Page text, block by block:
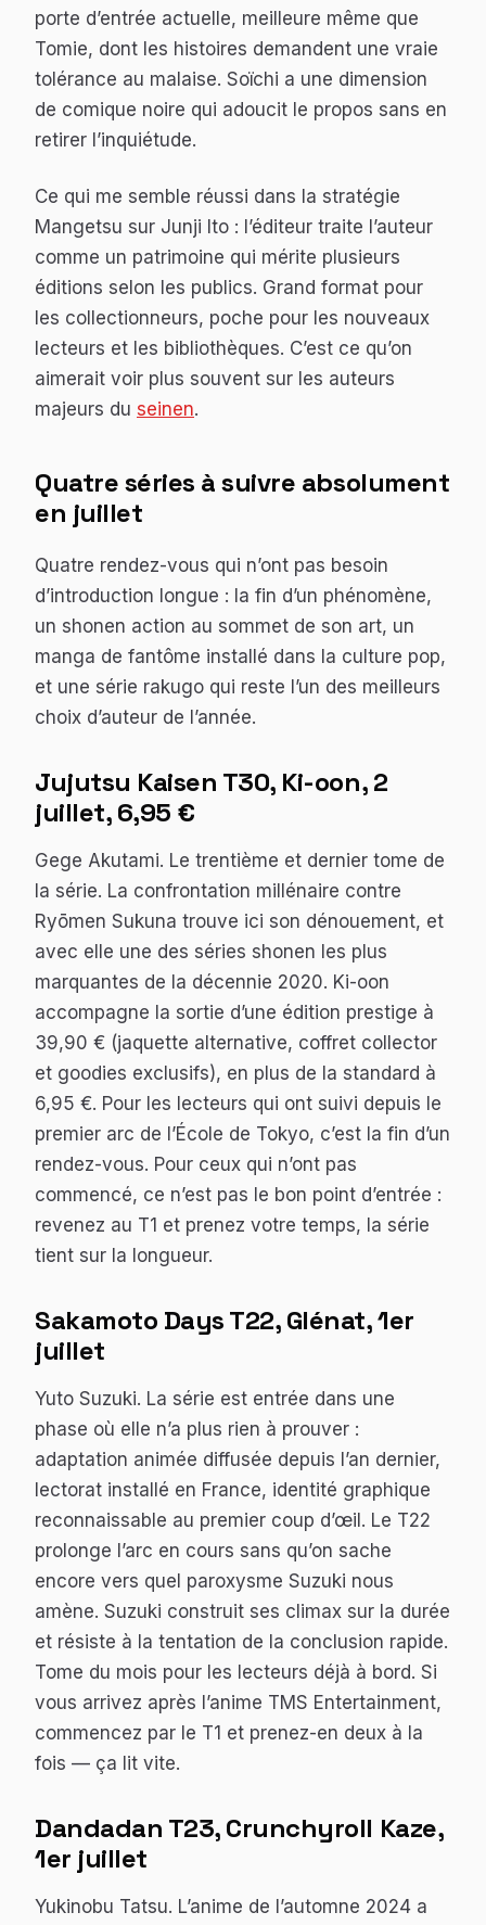
porte d’entrée actuelle, meilleure même que
Tomie, dont les histoires demandent une vraie
tolérance au malaise. Soïchi a une dimension
de comique noire qui adoucit le propos sans en
retirer l’inquiétude.
Ce qui me semble réussi dans la stratégie
Mangetsu sur Junji Ito : l’éditeur traite l’auteur
comme un patrimoine qui mérite plusieurs
éditions selon les publics. Grand format pour
les collectionneurs, poche pour les nouveaux
lecteurs et les bibliothèques. C’est ce qu’on
aimerait voir plus souvent sur les auteurs
majeurs du seinen.
Quatre séries à suivre absolument
en juillet
Quatre rendez-vous qui n’ont pas besoin
d’introduction longue : la fin d’un phénomène,
un shonen action au sommet de son art, un
manga de fantôme installé dans la culture pop,
et une série rakugo qui reste l’un des meilleurs
choix d’auteur de l’année.
Jujutsu Kaisen T30, Ki-oon, 2
juillet, 6,95 €
Gege Akutami. Le trentième et dernier tome de
la série. La confrontation millénaire contre
Ryōmen Sukuna trouve ici son dénouement, et
avec elle une des séries shonen les plus
marquantes de la décennie 2020. Ki-oon
accompagne la sortie d’une édition prestige à
39,90 € (jaquette alternative, coffret collector
et goodies exclusifs), en plus de la standard à
6,95 €. Pour les lecteurs qui ont suivi depuis le
premier arc de l’École de Tokyo, c’est la fin d’un
rendez-vous. Pour ceux qui n’ont pas
commencé, ce n’est pas le bon point d’entrée :
revenez au T1 et prenez votre temps, la série
tient sur la longueur.
Sakamoto DaysT22, Glénat, 1er
juillet
Yuto Suzuki. La série est entrée dans une
phase où elle n’a plus rien à prouver :
adaptation animée diffusée depuis l’an dernier,
lectorat installé en France, identité graphique
reconnaissable au premier coup d’œil. Le T22
prolonge l’arc en cours sans qu’on sache
encore vers quel paroxysme Suzuki nous
amène. Suzuki construit ses climax sur la durée
et résiste à la tentation de la conclusion rapide.
Tome du mois pour les lecteurs déjà à bord. Si
vous arrivez après l’anime TMS Entertainment,
commencez par le T1 et prenez-en deux à la
fois — ça lit vite.
Dandadan T23, Crunchyroll Kaze,
1er juillet
Yukinobu Tatsu. L’anime de l’automne 2024 a